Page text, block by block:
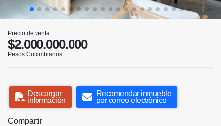
Precio de venta
$2.000.000.000
Pesos Colombianos
Descargar
información
Recomendar inmueble
por correo electrónico
Compartir